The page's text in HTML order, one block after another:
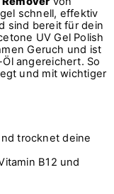
schnell, effektiv
sind bereit für dein
UV Gel Polish
Geruch und ist
angereichert. So
und mit wichtiger
trocknet deine
B12 und